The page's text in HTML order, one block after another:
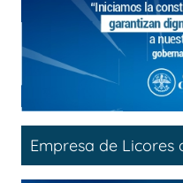
Empresa de Licores